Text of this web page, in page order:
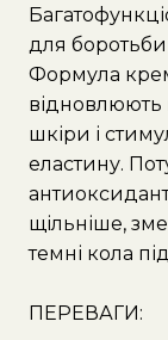
для боротьби
Формула
відновлюють
шкіри і
еластину.
щільніше,
темні кола
ПЕРЕВАГИ: